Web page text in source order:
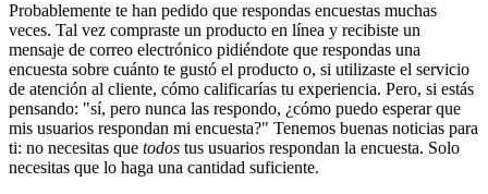
Probablemente te han pedido que respondas encuestas muchas
veces. Tal vez compraste un producto en línea y recibiste un
mensaje de correo electrónico pidiéndote que respondas una
encuesta sobre cuánto te gustó el producto o, si utilizaste el servicio
de atención al cliente, cómo calificarías tu experiencia. Pero, si estás
pensando: "sí, pero nunca las respondo, ¿cómo puedo esperar que
mis usuarios respondan mi encuesta?" Tenemos buenas noticias para
ti: no necesitas que todos tus usuarios respondan la encuesta. Solo
necesitas que lo haga una cantidad suficiente.